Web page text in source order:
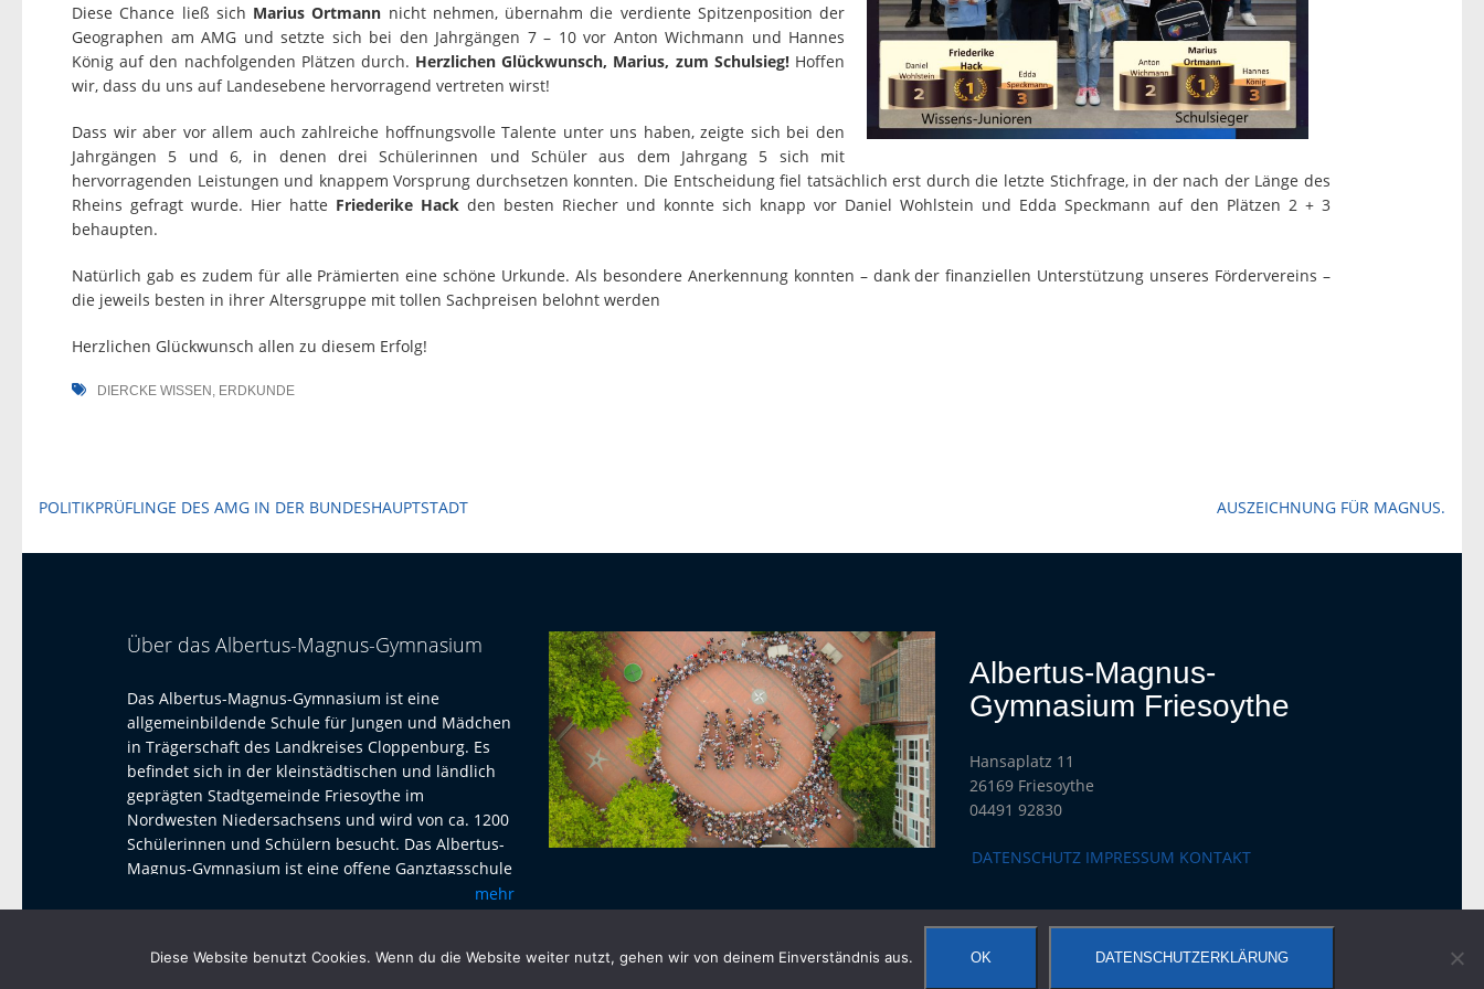
Diese Chance ließ sich Marius Ortmann nicht nehmen, übernahm die verdiente Spitzenposition der
Geographen am AMG und setzte sich bei den Jahrgängen 7 – 10 vor Anton Wichmann und Hannes
König auf den nachfolgenden Plätzen durch. Herzlichen Glückwunsch, Marius, zum Schulsieg!Hoffen
wir, dass du uns auf Landesebene hervorragend vertreten wirst!
Dass wir aber vor allem auch zahlreiche hoffnungsvolle Talente unter uns haben, zeigte sich bei den
Jahrgängen 5 und 6, in denen drei Schülerinnen und Schüler aus dem Jahrgang 5 sich mit
hervorragenden Leistungen und knappem Vorsprung durchsetzen konnten. Die Entscheidung fiel tatsächlich erst durch die letzte Stichfrage, in der nach der Länge des
Rheins gefragt wurde. Hier hatte Friederike Hack den besten Riecher und konnte sich knapp vor Daniel Wohlstein und Edda Speckmann auf den Plätzen 2 + 3
behaupten.
Natürlich gab es zudem für alle Prämierten eine schöne Urkunde. Als besondere Anerkennung konnten – dank der finanziellen Unterstützung unseres Fördervereins –
die jeweils besten in ihrer Altersgruppe mit tollen Sachpreisen belohnt werden
Herzlichen Glückwunsch allen zu diesem Erfolg!
DIERCKE WISSEN, ERDKUNDE
Beitragsnavigation
POLITIKPRÜFLINGE DES AMG IN DER BUNDESHAUPTSTADT AUSZEICHNUNG FÜR MAGNUS.
Über das Albertus-Magnus-Gymnasium
Das Albertus-Magnus-Gymnasium ist eine
allgemeinbildende Schule für Jungen und Mädchen
in Trägerschaft des Landkreises Cloppenburg. Es
befindet sich in der kleinstädtischen und ländlich
geprägten Stadtgemeinde Friesoythe im
Nordwesten Niedersachsens und wird von ca. 1200
Schülerinnen und Schülern besucht. Das Albertus-
Magnus-Gymnasium ist eine offene Ganztagsschule
mit Austauschprogrammen mit Adelaide Australien,
La Paz Bolivien und La Réunion. Seit 2023 haben wir
Groningen/NL, der jährlich mit einem Besuch und
mehr
Albertus-Magnus-
Gymnasium Friesoythe
Hansaplatz 11
26169 Friesoythe
04491 92830
DATENSCHUTZ IMPRESSUM KONTAKT
Diese Website benutzt Cookies. Wenn du die Website weiter nutzt, gehen wir von deinem Einverständnis aus. OK DATENSCHUTZERKLÄRUNG